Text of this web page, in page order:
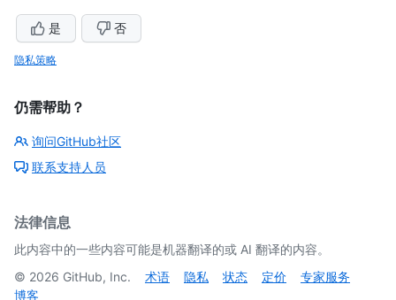
是 否
隐私策略
仍需帮助？
询问GitHub社区
联系支持人员
法律信息
此内容中的一些内容可能是机器翻译的或 AI 翻译的内容。
© 2026 GitHub, Inc. 术语 隐私 状态 定价
专家服务
博客